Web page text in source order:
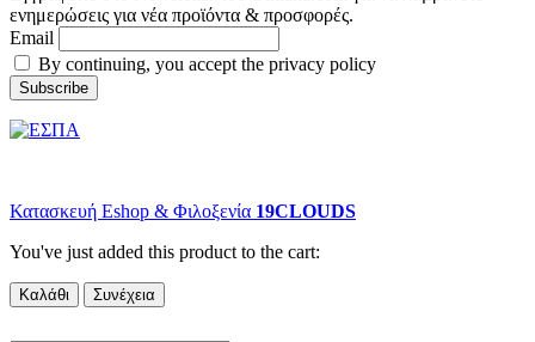
ενημερώσεις για νέα προϊόντα & προσφορές.
Email
By continuing, you accept the privacy policy
Κατασκευή Eshop & Φιλοξενία 19CLOUDS
You've just added this product to the cart:
Καλάθι Συνέχεια